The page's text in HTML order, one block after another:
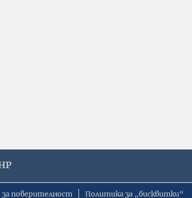
поверителност Политика за „бисквитки“